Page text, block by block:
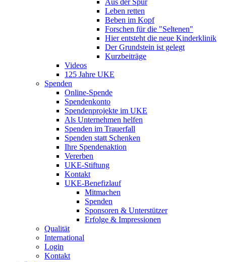
Aus der Spur
Leben retten
Beben im Kopf
Forschen für die "Seltenen"
Hier entsteht die neue Kinderklinik
Der Grundstein ist gelegt
Kurzbeiträge
Videos
125 Jahre UKE
Spenden
Online-Spende
Spendenkonto
Spendenprojekte im UKE
Als Unternehmen helfen
Spenden im Trauerfall
Spenden statt Schenken
Ihre Spendenaktion
Vererben
UKE-Stiftung
Kontakt
UKE-Benefizlauf
Mitmachen
Spenden
Sponsoren & Unterstützer
Erfolge & Impressionen
Qualität
International
Login
Kontakt